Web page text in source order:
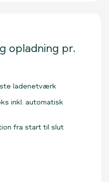
opladning pr.
ladenetværk
inkl. automatisk
fra start til slut